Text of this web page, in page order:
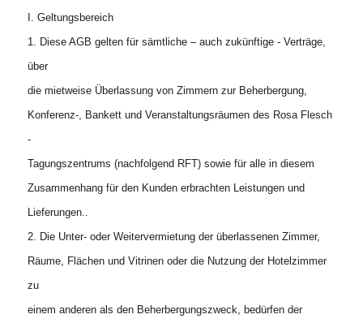
I. Geltungsbereich
1. Diese AGB gelten für sämtliche – auch zukünftige - Verträge,
über
die mietweise Überlassung von Zimmern zur Beherbergung,
Konferenz-, Bankett und Veranstaltungsräumen des Rosa Flesch
-
Tagungszentrums (nachfolgend RFT) sowie für alle in diesem
Zusammenhang für den Kunden erbrachten Leistungen und
Lieferungen..
2. Die Unter- oder Weitervermietung der überlassenen Zimmer,
Räume, Flächen und Vitrinen oder die Nutzung der Hotelzimmer
zu
einem anderen als den Beherbergungszweck, bedürfen der